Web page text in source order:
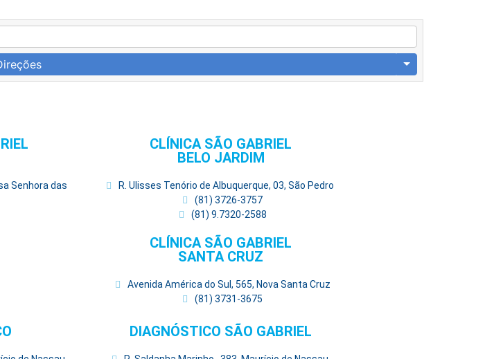
Senhora das
CLÍNICA SÃO GABRIEL
BELO JARDIM
R. Ulisses Tenório de Albuquerque, 03, São Pedro
(81) 3726-3757
(81) 9.7320-2588
CLÍNICA SÃO GABRIEL
SANTA CRUZ
Avenida América do Sul, 565, Nova Santa Cruz
(81) 3731-3675
DIAGNÓSTICO SÃO GABRIEL